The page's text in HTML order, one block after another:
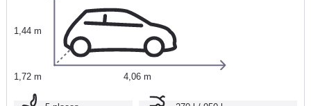
1,44 m
1,72 m 4,06 m